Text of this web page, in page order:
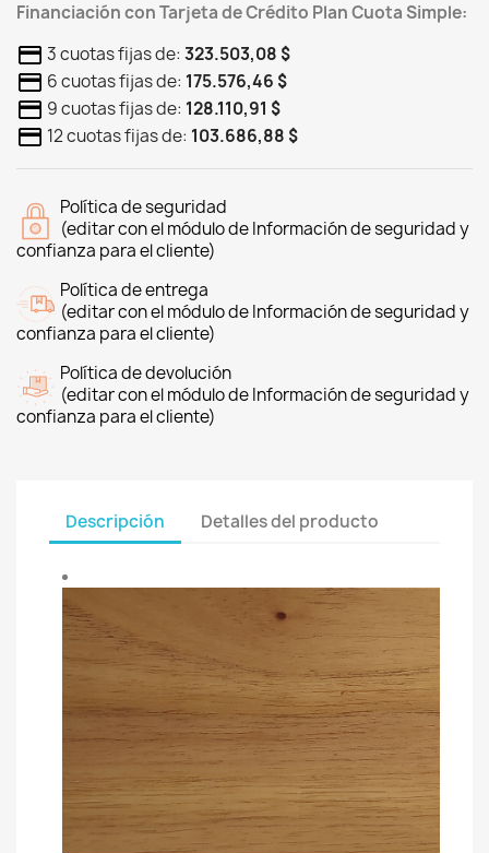
Financiación con Tarjeta de Crédito Plan Cuota Simple:
3 cuotas fijas de: 323.503,08 $
6 cuotas fijas de: 175.576,46 $
9 cuotas fijas de: 128.110,91 $
12 cuotas fijas de: 103.686,88 $
Política de seguridad
(editar con el módulo de Información de seguridad y
confianza para el cliente)
Política de entrega
(editar con el módulo de Información de seguridad y
confianza para el cliente)
Política de devolución
(editar con el módulo de Información de seguridad y
confianza para el cliente)
Descripción Detalles del producto